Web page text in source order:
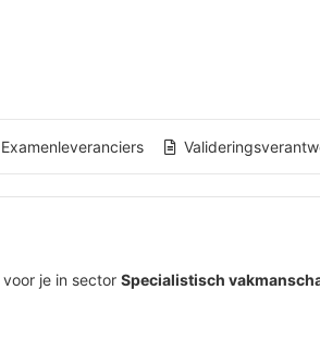
Examenleveranciers
voor je in sector Specialistisch